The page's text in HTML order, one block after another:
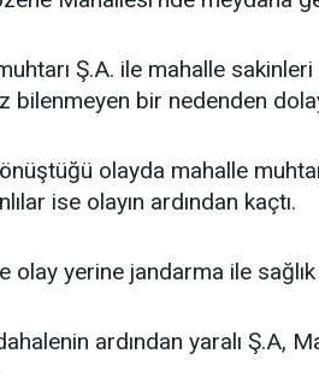
Ş.A. ile mahalle sakinleri
bilenmeyen bir nedenden
olayda mahalle
ise olayın ardından kaçtı.
olay yerine jandarma ile
ardından yaralı Ş.A,